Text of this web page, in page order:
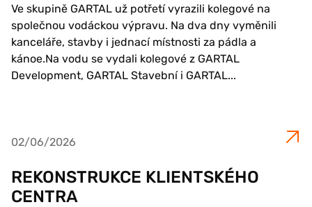
Ve skupině GARTAL už potřetí vyrazili kolegové na
společnou vodáckou výpravu. Na dva dny vyměnili
kanceláře, stavby i jednací místnosti za pádla a
kánoe.Na vodu se vydali kolegové z GARTAL
Development, GARTAL Stavební i GARTAL...
02/06/2026
REKONSTRUKCE KLIENTSKÉHO
CENTRA